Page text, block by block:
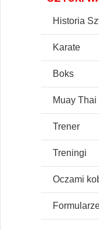
Historia
Karate
Boks
Muay Thai
Trener
Treningi
Oczami